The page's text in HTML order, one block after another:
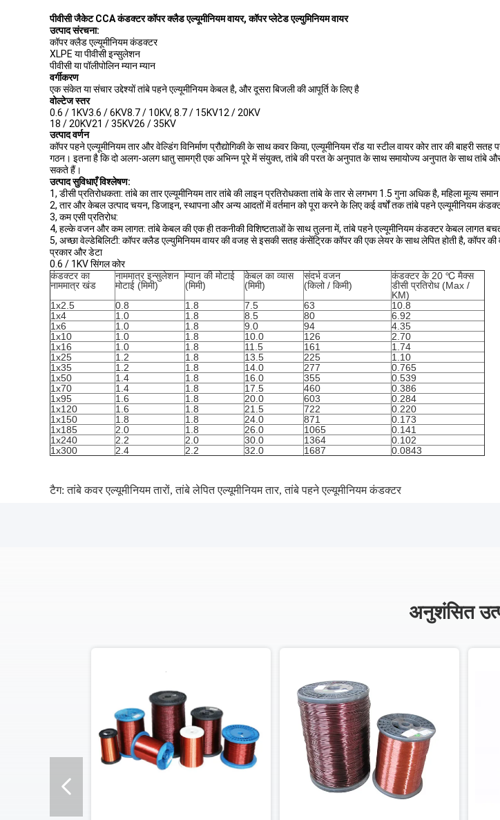
पीवीसी जैकेट CCA कंडक्टर कॉपर क्लैड एल्यूमीनियम वायर, कॉपर प्लेटेड एल्युमिनियम वायर
उत्पाद संरचना:
कॉपर क्लैड एल्यूमीनियम कंडक्टर
XLPE या पीवीसी इन्सुलेशन
पीवीसी या पॉलीपोलिन म्यान म्यान
वर्गीकरण
एक संकेत या संचार उद्देश्यों तांबे पहने एल्यूमीनियम केबल है, और दूसरा बिजली की आपूर्ति के लिए है
वोल्टेज स्तर
0.6 / 1KV3.6 / 6KV8.7 / 10KV, 8.7 / 15KV12 / 20KV
18 / 20KV21 / 35KV26 / 35KV
उत्पाद वर्णन
कॉपर पहने एल्यूमीनियम तार और वेल्डिंग विनिर्माण प्रौद्योगिकी के साथ कवर किया, एल्यूमीनियम रॉड या स्टील वायर कोर तार की
गठन। इतना है कि दो अलग-अलग धातु सामग्री एक अभिन्न पूरे में संयुक्त, तांबे की परत के अनुपात के साथ समायोज्य अनुपात के साथ
सकते हैं।
उत्पाद सुविधाएँ विश्लेषण:
1, डीसी प्रतिरोधकता: तांबे का तार एल्यूमीनियम तार तांबे की लाइन प्रतिरोधकता तांबे के तार से लगभग 1.5 गुना अधिक है, महिला मूल्य
2, तार और केबल उत्पाद चयन, डिजाइन, स्थापना और अन्य आदतों में वर्तमान को पूरा करने के लिए कई वर्षों तक तांबे पहने एल्यूमीनियम
3, कम एसी प्रतिरोध:
4, हल्के वजन और कम लागत: तांबे केबल की एक ही तकनीकी विशिष्टताओं के साथ तुलना में, तांबे पहने एल्यूमीनियम कंडक्टर केबल लागत
5, अच्छा वेल्डेबिलिटी: कॉपर क्लैड एल्युमिनियम वायर की वजह से इसकी सतह कंसेंट्रिक कॉपर की एक लेयर के साथ लेपित होती है, कॉपर की
प्रकार और डेटा
0.6 / 1KV सिंगल कोर
कंडक्टर का
नाममात्र खंड
नाममात्र इन्सुलेशन
मोटाई (मिमी)
म्यान की मोटाई
(मिमी)
केबल का व्यास
(मिमी)
संदर्भ वजन
(किलो / किमी)
कंडक्टर के 20 ℃ मैक्स
डीसी प्रतिरोध (Max /
KM)
1x2.5
0.8 1.8 7.5 63
10.8
1x4
1.0 1.8 8.5 80
6.92
1x6
1.0 1.8 9.0 94
4.35
1x10
1.0 1.8 10.0 126
2.70
1x16
1.0 1.8 11.5 161
1.74
1x25
1.2 1.8 13.5 225
1.10
1x35
1.2 1.8 14.0 277
0.765
1x50
1.4 1.8 16.0 355
0.539
1x70
1.4 1.8 17.5 460
0.386
1x95
1.6 1.8 20.0 603
0.284
1x120
1.6 1.8 21.5 722
0.220
1x150
1.8 1.8 24.0 871
0.173
1x185
2.0 1.8 26.0 1065
0.141
1x240
2.2 2.0 30.0 1364
0.102
1x300
2.4 2.2 32.0 1687 0.0843
टैग:तांबे कवर एल्यूमीनियम तारों, तांबे लेपित एल्यूमीनियम तार, तांबे पहने एल्यूमीनियम कंडक्टर
अनुशंसित